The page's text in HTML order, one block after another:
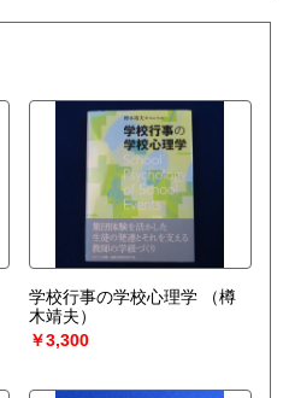
学校行事の学校心理学
（樽
木靖夫）
￥3,300